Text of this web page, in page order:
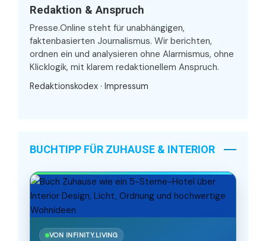
Redaktion & Anspruch
Presse.Online steht für unabhängigen,
faktenbasierten Journalismus. Wir berichten,
ordnen ein und analysieren ohne Alarmismus, ohne
Klicklogik, mit klarem redaktionellem Anspruch.
Redaktionskodex · Impressum
BUCHTIPP FÜR ZUHAUSE & INTERIOR
VON INFINITY.LIVING